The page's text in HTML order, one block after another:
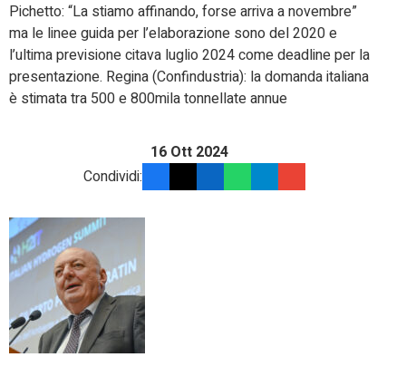
Pichetto: “La stiamo affinando, forse arriva a novembre”
ma le linee guida per l’elaborazione sono del 2020 e
l’ultima previsione citava luglio 2024 come deadline per la
presentazione. Regina (Confindustria): la domanda italiana
è stimata tra 500 e 800mila tonnellate annue
16 Ott 2024
Condividi: